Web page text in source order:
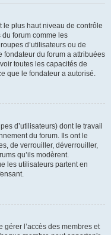
le plus haut niveau de contrôle
du forum comme les
d’utilisateurs ou de
fondateur du forum a attribuées
toutes les capacités de
que le fondateur a autorisé.
d’utilisateurs) dont le travail
du forum. Ils ont le
de verrouiller, déverrouiller,
qu’ils modèrent.
les utilisateurs partent en
gérer l’accès des membres et